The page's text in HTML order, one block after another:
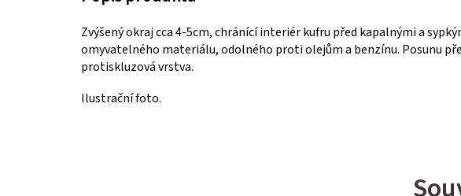
Zvýšený okraj cca 4-5cm, chránící interiér kufru před kapalnými a
omyvatelného materiálu, odolného proti olejům a benzínu. Posunu
protiskluzová vrstva.
Ilustrační foto.